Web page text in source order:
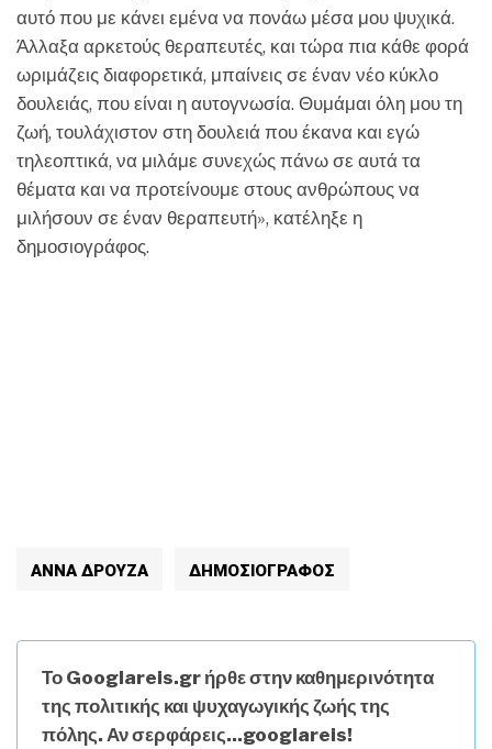
αυτό που με κάνει εμένα να πονάω μέσα μου ψυχικά.
Άλλαξα αρκετούς θεραπευτές, και τώρα πια κάθε φορά
ωριμάζεις διαφορετικά, μπαίνεις σε έναν νέο κύκλο
δουλειάς, που είναι η αυτογνωσία. Θυμάμαι όλη μου τη
ζωή, τουλάχιστον στη δουλειά που έκανα και εγώ
τηλεοπτικά, να μιλάμε συνεχώς πάνω σε αυτά τα
θέματα και να προτείνουμε στους ανθρώπους να
μιλήσουν σε έναν θεραπευτή», κατέληξε η
δημοσιογράφος.
ΑΝΝΑ ΔΡΟΥΖΑ ΔΗΜΟΣΙΟΓΡΑΦΟΣ
Το Googlareis.gr ήρθε στην καθημερινότητα
της πολιτικής και ψυχαγωγικής ζωής της
πόλης. Αν σερφάρεις...googlareis!